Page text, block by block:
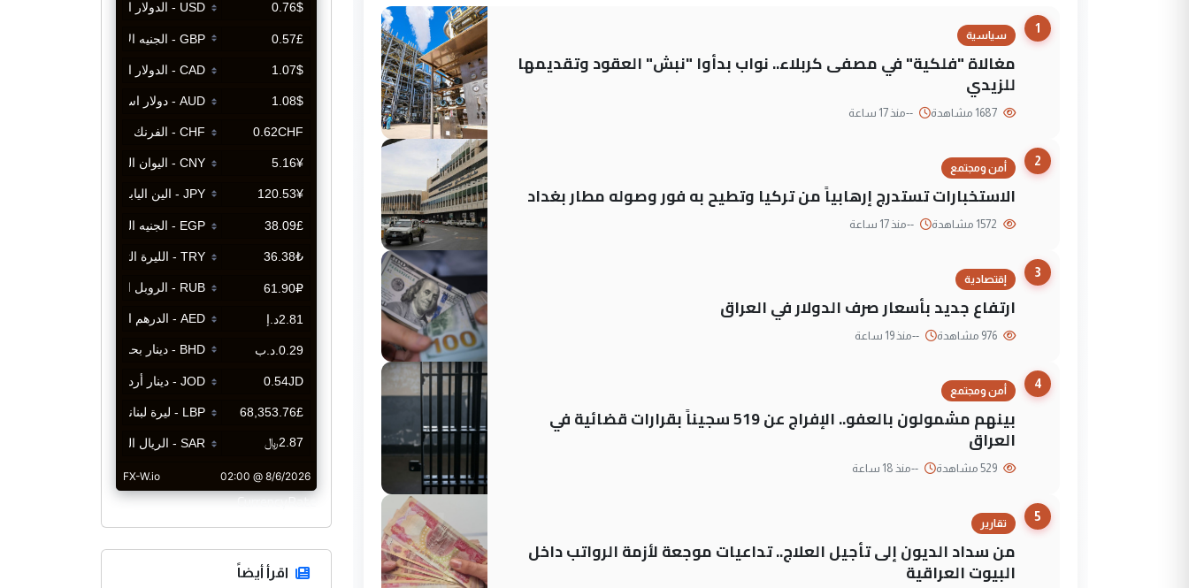
1
سياسية
مغالاة "فلكية" في مصفى كربلاء.. نواب بدأوا "نبش" العقود وتقديمها
للزيدي
--منذ 17 ساعة
2
أمن ومجتمع
الاستخبارات تستدرج إرهابياً من تركيا وتطيح به فور وصوله مطار بغداد
--منذ 17 ساعة
3
إقتصادية
ارتفاع جديد بأسعار صرف الدولار في العراق
--منذ 19 ساعة
4
أمن ومجتمع
بينهم مشمولون بالعفو.. الإفراج عن 519 سجيناً بقرارات قضائية في
العراق
--منذ 18 ساعة
5
تقارير
من سداد الديون إلى تأجيل العلاج.. تداعيات موجعة لأزمة الرواتب داخل
البيوت العراقية
CurrencyRate
اقرأ أيضاً